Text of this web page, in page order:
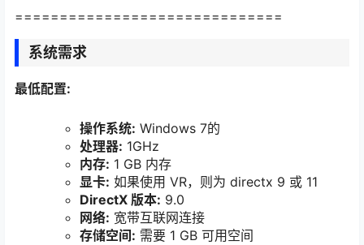
==============================
系统需求
最低配置:
操作系统: Windows 7的
处理器: 1GHz
内存: 1 GB 内存
显卡: 如果使用 VR，则为 directx 9 或 11
DirectX 版本: 9.0
网络: 宽带互联网连接
存储空间: 需要 1 GB 可用空间